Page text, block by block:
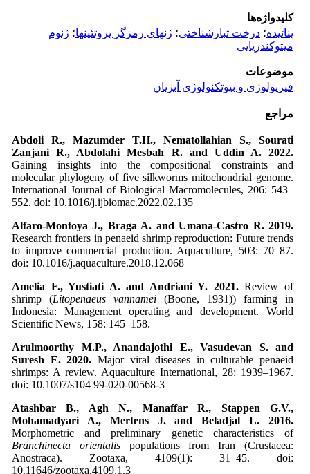
کلیدواژه‌ها
پنائیده؛ درخت تبارشناختی؛ ژن‏های رمزگر پروتئین‏ها؛ ژنوم
میتوکندریایی
موضوعات
فیزیولوژی و بیوتکنولوژی آبزیان
مراجع
Abdoli R., Mazumder T.H., Nematollahian S., Sourati
Zanjani R., Abdolahi Mesbah R. and Uddin A. 2022.
Gaining insights into the compositional constraints and
molecular phylogeny of five silkworms mitochondrial genome.
International Journal of Biological Macromolecules, 206: 543–
552. doi: 10.1016/j.ijbiomac.2022.02.135
Alfaro-Montoya J., Braga A. and Umana-Castro R. 2019.
Research frontiers in penaeid shrimp reproduction: Future trends
to improve commercial production. Aquaculture, 503: 70–87.
doi: 10.1016/j.aquaculture.2018.12.068
Amelia F., Yustiati A. and Andriani Y. 2021.Review of
shrimp (Litopenaeus vannamei (Boone, 1931)) farming in
Indonesia: Management operating and development. World
Scientific News, 158: 145–158.
Arulmoorthy M.P., Anandajothi E., Vasudevan S. and
Suresh E. 2020. Major viral diseases in culturable penaeid
shrimps: A review. Aquaculture International, 28: 1939–1967.
doi: 10.1007/s104 99-020-00568-3
Atashbar B., Agh N., Manaffar R., Stappen G.V.,
Mohamadyari A., Mertens J. and Beladjal L. 2016.
Morphometric and preliminary genetic characteristics of
Branchinecta orientalispopulations from Iran (Crustacea:
Anostraca). Zootaxa, 4109(1): 31–45. doi:
10.11646/zootaxa.4109.1.3